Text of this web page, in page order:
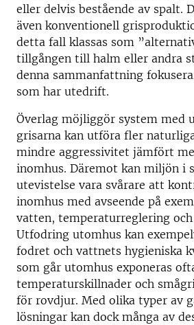
eller delvis bestående av spalt.
även konventionell
detta fall klassas som
tillgången till halm eller andra
denna sammanfattning
som har utedrift.
Överlag möjliggör system med
grisarna kan utföra fler
mindre aggressivitet jämfört
inomhus. Däremot kan miljön i
utevistelse vara svårare att
inomhus med avseende på
vatten, temperaturreglering
Utfodring utomhus kan
fodret och vattnets hygieniska
som går utomhus exponeras
temperaturskillnader och
för rovdjur. Med olika typer av
lösningar kan dock många av